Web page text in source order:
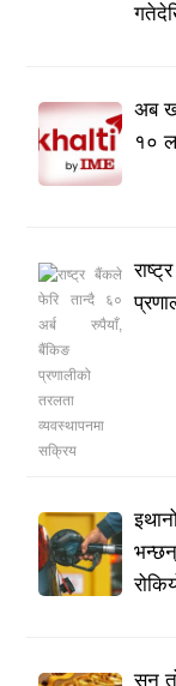
अब
१०
सुन